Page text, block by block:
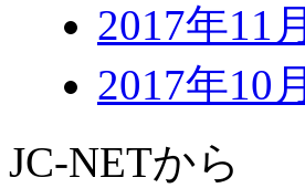
2017年11月
2017年10月
JC-NETから